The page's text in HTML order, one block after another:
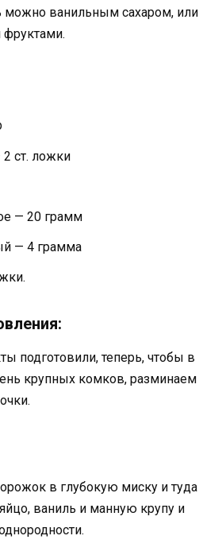
можно ванильным сахаром, или
ст. ложки
— 20 грамм
— 4 грамма
подготовили, теперь, чтобы в
крупных комков, разминаем
в глубокую миску и туда
ваниль и манную крупу и